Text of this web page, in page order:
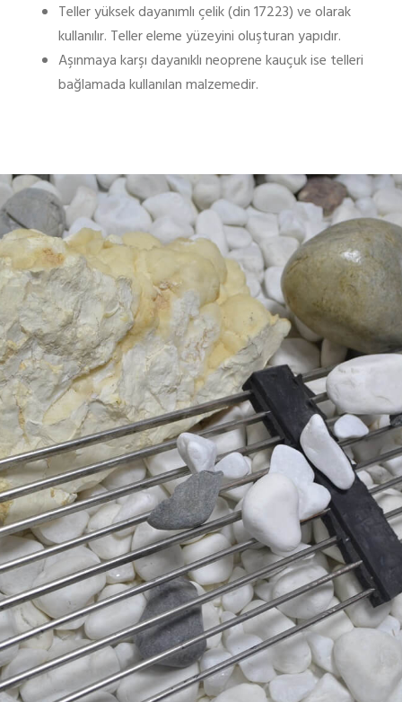
Teller yüksek dayanımlı çelik (din 17223) ve olarak
kullanılır. Teller eleme yüzeyini oluşturan yapıdır.
Aşınmaya karşı dayanıklı neoprene kauçuk ise telleri
bağlamada kullanılan malzemedir.